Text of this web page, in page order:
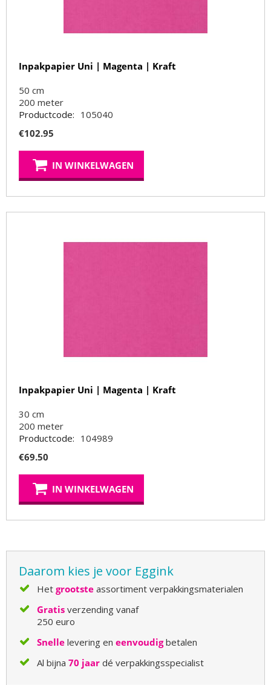
Inpakpapier Uni | Magenta | Kraft
50 cm
200 meter
Productcode: 105040
€102.95
IN WINKELWAGEN
Inpakpapier Uni | Magenta | Kraft
30 cm
200 meter
Productcode: 104989
€69.50
IN WINKELWAGEN
Daarom kies je voor Eggink
Het grootste assortiment verpakkingsmaterialen
Gratis verzending vanaf
250 euro
Snelle levering en eenvoudigbetalen
Al bijna 70 jaar dé verpakkingsspecialist